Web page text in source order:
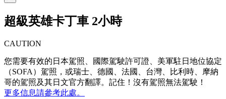
超級英雄卡丁車 2小時
CAUTION
您需要有效的日本駕照、國際駕駛許可證、美軍駐日地位協定
（SOFA）駕照，或瑞士、德國、法國、台灣、比利時、摩納
哥的駕照及其日文官方翻譯。記住！沒有駕照無法駕駛！
更多信息請參考此處。